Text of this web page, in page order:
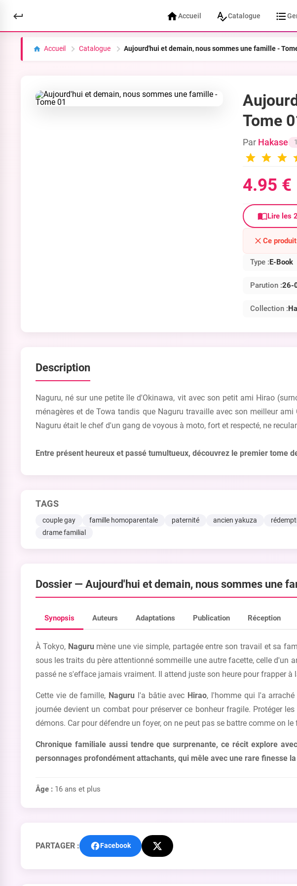
Accueil Catalogue
Accueil Catalogue Aujourd'hui et demain, nous sommes une famille -
Tome
Par Hakase
4.95 €
Lire les
Ce
Type :E-Book
Parution :26-
Collection :
Description
Naguru, né sur une petite île d'Okinawa, vit avec son petit ami Hirao
ménagères et de Towa tandis que Naguru travaille avec son meilleur
Naguru était le chef d'un gang de voyous à moto, fort et respecté, ne
Entre présent heureux et passé tumultueux, découvrez le premier tome
TAGS
couple gay famille homoparentale paternité ancien yakuza
drame familial
Dossier — Aujourd'hui et demain, nous sommes une
Synopsis Auteurs Adaptations Publication Réception
À Tokyo, Naguru mène une vie simple, partagée entre son travail et sa
sous les traits du père attentionné sommeille une autre facette, celle
passé ne s'efface jamais vraiment. Il attend juste son heure pour frapper à
Cette vie de famille, Naguru l'a bâtie avec Hirao, l'homme qui l'a
journée devient un combat pour préserver ce bonheur fragile. Protéger
démons. Car pour défendre un foyer, on ne peut pas se battre comme on
Chronique familiale aussi tendre que surprenante, ce récit explore
personnages profondément attachants, qui mêle avec une rare finesse
Âge : 16 ans et plus
PARTAGER : Facebook